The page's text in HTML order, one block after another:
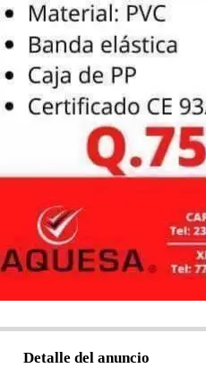
Detalle del anuncio